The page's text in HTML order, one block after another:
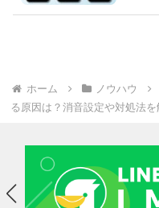
ホーム ノウハウ
る原因は？消音設定や対処法を